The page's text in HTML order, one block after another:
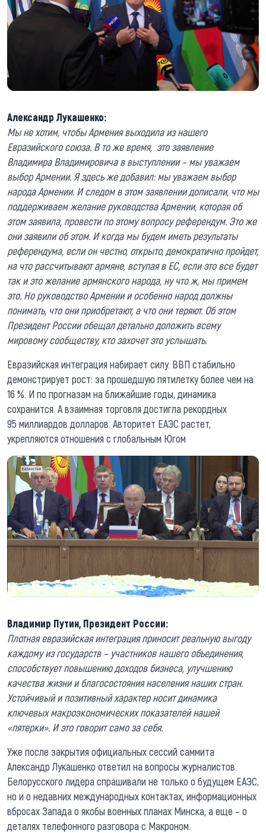
Александр Лукашенко:
Мы не хотим, чтобы Армения выходила из нашего
Евразийского союза. В то же время, это заявление
Владимира Владимировича в выступлении – мы уважаем
выбор Армении. Я здесь же добавил: мы уважаем выбор
народа Армении. И следом в этом заявлении дописали, что мы
поддерживаем желание руководства Армении, которая об
этом заявила, провести по этому вопросу референдум. Это же
они заявили об этом. И когда мы будем иметь результаты
референдума, если он честно, открыто, демократично пройдет,
на что рассчитывают армяне, вступая в ЕС, если это все будет
так и это желание армянского народа, ну что ж, мы примем
это. Но руководство Армении и особенно народ должны
понимать, что они приобретают, а что они теряют. Об этом
Президент России обещал детально доложить всему
мировому сообществу, кто захочет это услышать.
Евразийская интеграция набирает силу. ВВП стабильно
демонстрирует рост: за прошедшую пятилетку более чем на
16 %. И по прогназам на ближайшие годы, динамика
сохранится. А взаимная торговля достигла рекордных
95 миллиардов долларов. Авторитет ЕАЭС растет,
укрепляются отношения с глобальным Югом
Владимир Путин, Президент России:
Плотная евразийская интеграция приносит реальную выгоду
каждому из государств – участников нашего объединения,
способствует повышению доходов бизнеса, улучшению
качества жизни и благосостояния населения наших стран.
Устойчивый и позитивный характер носит динамика
ключевых макроэкономических показателей нашей
«пятерки». И это говорит само за себя.
Уже после закрытия официальных сессий саммита
Александр Лукашенко ответил на вопросы журналистов.
Белорусского лидера спрашивали не только о будущем ЕАЭС,
но и о недавних международных контактах, информационных
вбросах Запада о якобы военных планах Минска, а еще – о
деталях телефонного разговора с Макроном.